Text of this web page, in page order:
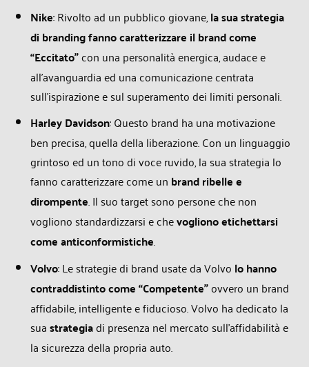
Nike: Rivolto ad un pubblico giovane,la sua strategia
di branding fanno caratterizzare il brand come
“Eccitato”con una personalità energica, audace e
all’avanguardia ed una comunicazione centrata
sull’ispirazione e sul superamento dei limiti personali.
Harley Davidson: Questo brand ha una motivazione
ben precisa, quella della liberazione. Con un linguaggio
grintoso ed un tono di voce ruvido, la sua strategia lo
fanno caratterizzare come un brand ribelle e
dirompente. Il suo target sono persone che non
vogliono standardizzarsi e chevogliono etichettarsi
come anticonformistiche.
Volvo: Le strategie di brand usate da Volvo lo hanno
contraddistinto come “Competente”ovvero un brand
affidabile, intelligente e fiducioso. Volvo ha dedicato la
suastrategiadi presenza nel mercato sull’affidabilità e
la sicurezza della propria auto.